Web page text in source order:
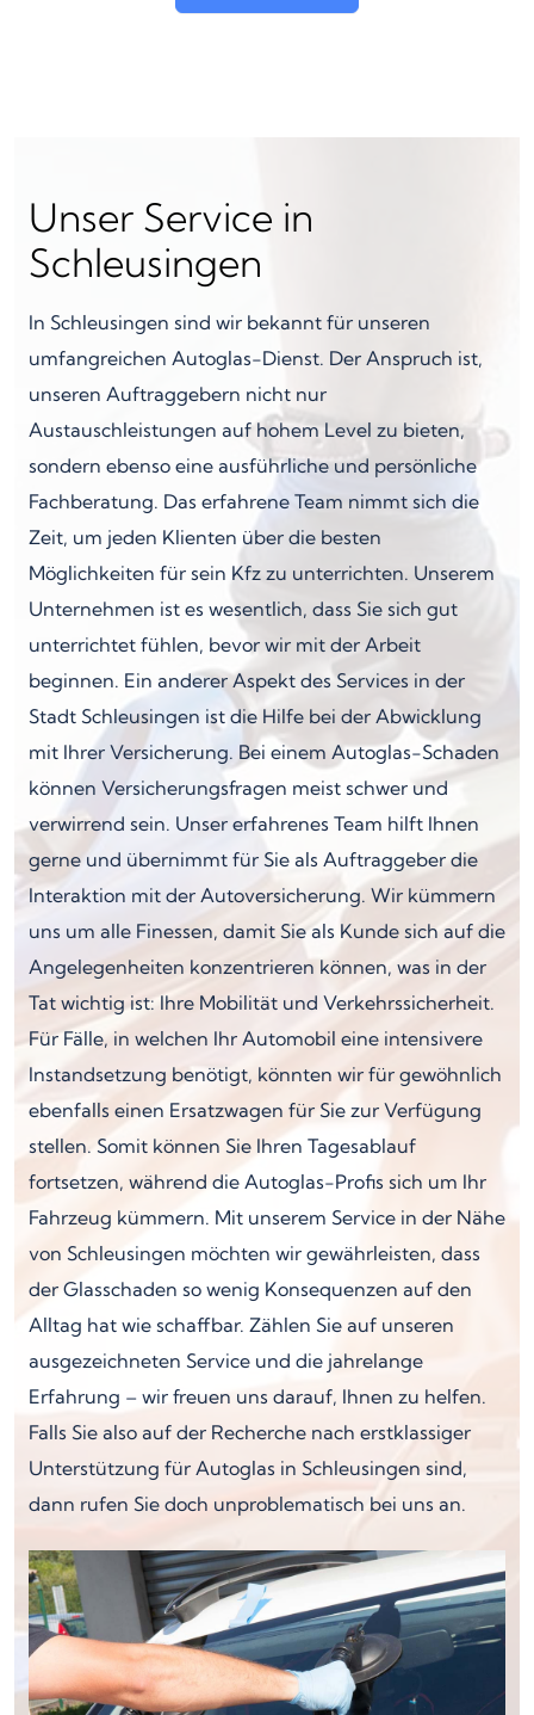
Unser Service in
Schleusingen
In Schleusingen sind wir bekannt für unseren
umfangreichen Autoglas-Dienst. Der Anspruch ist,
unseren Auftraggebern nicht nur
Austauschleistungen auf hohem Level zu bieten,
sondern ebenso eine ausführliche und persönliche
Fachberatung. Das erfahrene Team nimmt sich die
Zeit, um jeden Klienten über die besten
Möglichkeiten für sein Kfz zu unterrichten. Unserem
Unternehmen ist es wesentlich, dass Sie sich gut
unterrichtet fühlen, bevor wir mit der Arbeit
beginnen. Ein anderer Aspekt des Services in der
Stadt Schleusingen ist die Hilfe bei der Abwicklung
mit Ihrer Versicherung. Bei einem Autoglas-Schaden
können Versicherungsfragen meist schwer und
verwirrend sein. Unser erfahrenes Team hilft Ihnen
gerne und übernimmt für Sie als Auftraggeber die
Interaktion mit der Autoversicherung. Wir kümmern
uns um alle Finessen, damit Sie als Kunde sich auf die
Angelegenheiten konzentrieren können, was in der
Tat wichtig ist: Ihre Mobilität und Verkehrssicherheit.
Für Fälle, in welchen Ihr Automobil eine intensivere
Instandsetzung benötigt, könnten wir für gewöhnlich
ebenfalls einen Ersatzwagen für Sie zur Verfügung
stellen. Somit können Sie Ihren Tagesablauf
fortsetzen, während die Autoglas-Profis sich um Ihr
Fahrzeug kümmern. Mit unserem Service in der Nähe
von Schleusingen möchten wir gewährleisten, dass
der Glasschaden so wenig Konsequenzen auf den
Alltag hat wie schaffbar. Zählen Sie auf unseren
ausgezeichneten Service und die jahrelange
Erfahrung – wir freuen uns darauf, Ihnen zu helfen.
Falls Sie also auf der Recherche nach erstklassiger
Unterstützung für Autoglas in Schleusingen sind,
dann rufen Sie doch unproblematisch bei uns an.